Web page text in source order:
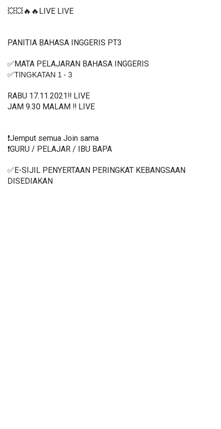
💥💥🔥🔥LIVE LIVE
PANITIA BAHASA INGGERIS PT3
✅MATA PELAJARAN BAHASA INGGERIS
✅TINGKATAN 1 - 3
RABU 17.11.2021‼️ LIVE
JAM 9.30 MALAM ‼️ LIVE
❗️Jemput semua Join sama
❗️GURU / PELAJAR / IBU BAPA
✅E-SIJIL PENYERTAAN PERINGKAT KEBANGSAAN
DISEDIAKAN